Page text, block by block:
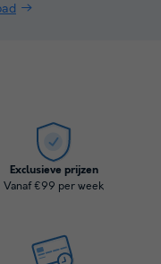
Exclusieve prijzen
Vanaf €99 per week